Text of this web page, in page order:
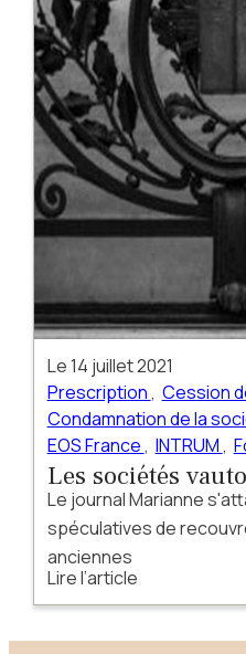
Le14 juillet 2021
Prescription, Cession
Condamnation de la
EOS France, INTRUM,
Les sociétés
la presse
Le journal Marianne
spéculatives de
anciennes
Lire l’article